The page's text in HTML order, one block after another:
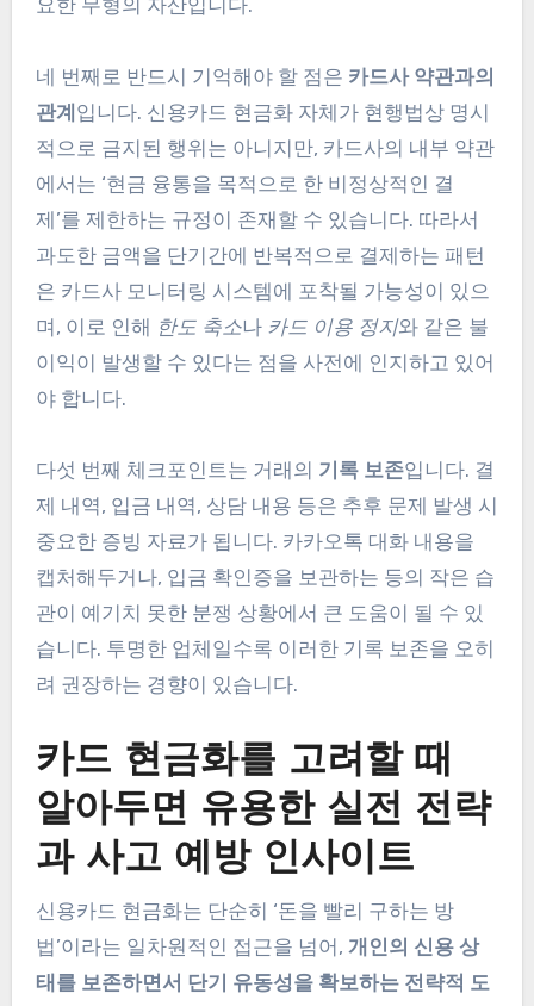
요한 무형의 자산입니다.
네 번째로 반드시 기억해야 할 점은 카드사 약관과의
관계 입니다. 신용카드 현금화 자체가 현행법상 명시
적으로 금지된 행위는 아니지만, 카드사의 내부 약관
에서는 ‘현금 융통을 목적으로 한 비정상적인 결
제’를 제한하는 규정이 존재할 수 있습니다. 따라서
과도한 금액을 단기간에 반복적으로 결제하는 패턴
은 카드사 모니터링 시스템에 포착될 가능성이 있으
며, 이로 인해 한도 축소나 카드 이용 정지와 같은 불
이익이 발생할 수 있다는 점을 사전에 인지하고 있어
야 합니다.
다섯 번째 체크포인트는 거래의 기록 보존입니다. 결
제 내역, 입금 내역, 상담 내용 등은 추후 문제 발생 시
중요한 증빙 자료가 됩니다. 카카오톡 대화 내용을
캡처해두거나, 입금 확인증을 보관하는 등의 작은 습
관이 예기치 못한 분쟁 상황에서 큰 도움이 될 수 있
습니다. 투명한 업체일수록 이러한 기록 보존을 오히
려 권장하는 경향이 있습니다.
카드 현금화를 고려할 때
알아두면 유용한 실전 전략
과 사고 예방 인사이트
신용카드 현금화는 단순히 ‘돈을 빨리 구하는 방
법’이라는 일차원적인 접근을 넘어, 개인의 신용 상
태를 보존하면서 단기 유동성을 확보하는 전략적 도